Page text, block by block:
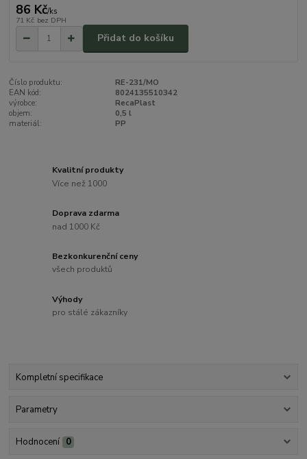
86 Kč/ks
71 Kč bez DPH
Přidat do košíku
Číslo produktu:
RE-231/MO
EAN kód:
8024135510342
výrobce:
RecaPlast
objem:
0,5 l
materiál:
PP
Kvalitní produkty
Více než 1000
Doprava zdarma
nad 1000 Kč
Bezkonkurenční ceny
všech produktů
Výhody
pro stálé zákazníky
Kompletní specifikace
Parametry
Hodnocení 0